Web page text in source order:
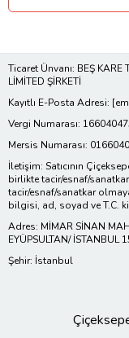
Ticaret Ünvanı: BEŞ KARE
LİMİTED ŞİRKETİ
Kayıtlı E-Posta Adresi:
Vergi Numarası:
Mersis Numarası:
İletişim: Satıcının
birlikte tacir/esnaf/
tacir/esnaf/sanatkar
bilgisi, ad, soyad ve T.C.
Adres: MİMAR SİNAN
EYÜPSULTAN/ İSTANBUL
Şehir: İstanbul